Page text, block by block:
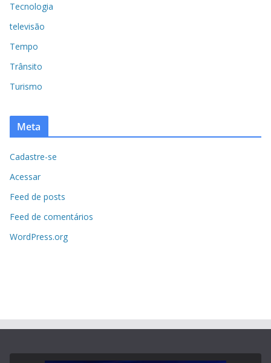
Tecnologia
televisão
Tempo
Trânsito
Turismo
Meta
Cadastre-se
Acessar
Feed de posts
Feed de comentários
WordPress.org